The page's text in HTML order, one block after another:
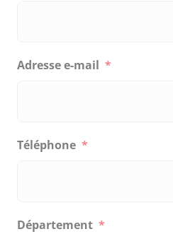
Adresse e-mail *
Téléphone *
Département *